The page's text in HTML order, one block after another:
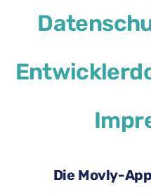
Die Movly-
4 Türen